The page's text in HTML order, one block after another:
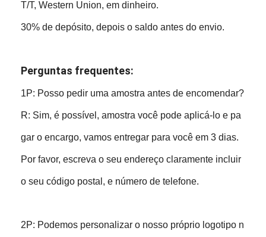
T/T, Western Union, em dinheiro.
30% de depósito, depois o saldo antes do envio.
Perguntas frequentes:
1P: Posso pedir uma amostra antes de encomendar?
R: Sim, é possível, amostra você pode aplicá-lo e pa
gar o encargo, vamos entregar para você em 3 dias.
Por favor, escreva o seu endereço claramente incluir
o seu código postal, e número de telefone.
2P: Podemos personalizar o nosso próprio logotipo n